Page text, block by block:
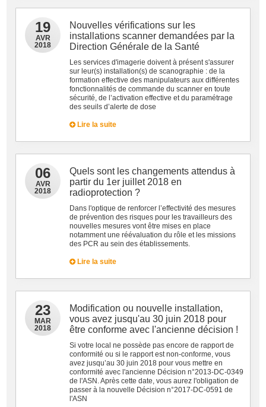
19
AVR
2018
Nouvelles vérifications sur les
installations scanner demandées par la
Direction Générale de la Santé
Les services d'imagerie doivent à présent s'assurer
sur leur(s) installation(s) de scanographie : de la
formation effective des manipulateurs aux différentes
fonctionnalités de commande du scanner en toute
sécurité, de l’activation effective et du paramétrage
des seuils d’alerte de dose
Lire la suite
06
AVR
2018
Quels sont les changements attendus à
partir du 1er juillet 2018 en
radioprotection ?
Dans l'optique de renforcer l’effectivité des mesures
de prévention des risques pour les travailleurs des
nouvelles mesures vont être mises en place
notamment une réévaluation du rôle et les missions
des PCR au sein des établissements.
Lire la suite
23
MAR
2018
Modification ou nouvelle installation,
vous avez jusqu'au 30 juin 2018 pour
être conforme avec l'ancienne décision !
Si votre local ne possède pas encore de rapport de
conformité ou si le rapport est non-conforme, vous
avez jusqu’au 30 juin 2018 pour vous mettre en
conformité avec l'ancienne Décision n°2013-DC-0349
de l'ASN. Après cette date, vous aurez l'obligation de
passer à la nouvelle Décision n°2017-DC-0591 de
l'ASN